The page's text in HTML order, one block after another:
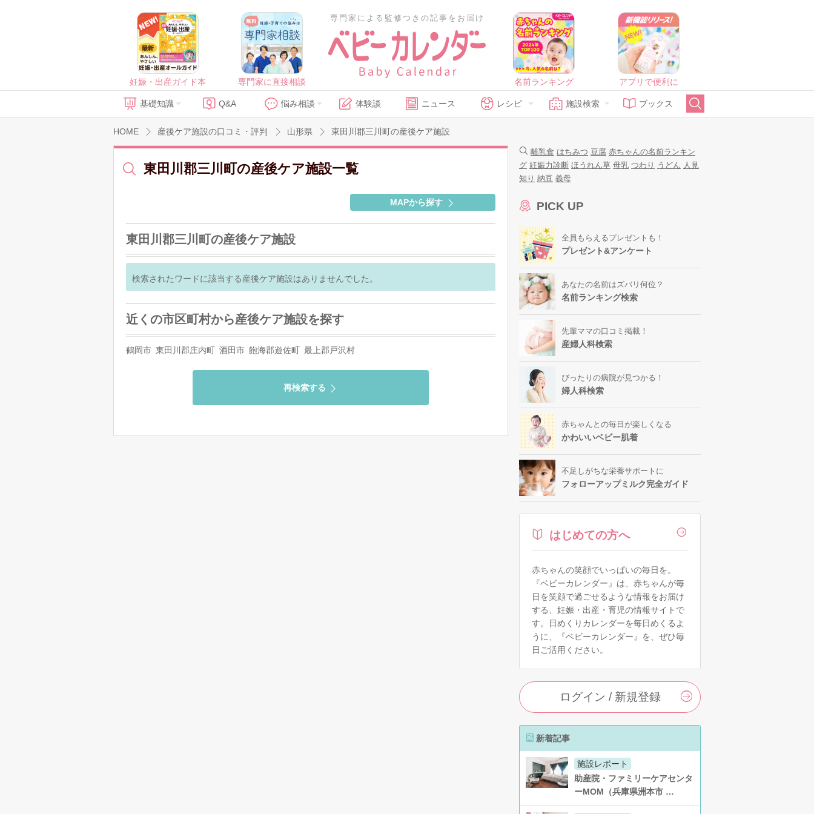
妊娠・出産ガイド本 専門家に直接相談
専門家による監修つきの記事をお届け
名前ランキング アプリで便利に
基礎知識 Q&A 悩み相談 体験談 ニュース レシピ 施設検索 ブックス
HOME 産後ケア施設の口コミ・評判 山形県 東田川郡三川町の産後ケア施設
東田川郡三川町の産後ケア施設一覧
MAPから探す
東田川郡三川町の産後ケア施設
検索されたワードに該当する産後ケア施設はありませんでした。
近くの市区町村から産後ケア施設を探す
鶴岡市 東田川郡庄内町 酒田市 飽海郡遊佐町 最上郡戸沢村
再検索する
離乳食 はちみつ 豆腐 赤ちゃんの名前ランキン
グ 妊娠力診断 ほうれん草 母乳 つわり うどん 人見
知り 納豆 義母
PICK UP
全員もらえるプレゼントも！
プレゼント&アンケート
あなたの名前はズバリ何位？
名前ランキング検索
先輩ママの口コミ掲載！
産婦人科検索
ぴったりの病院が見つかる！
婦人科検索
赤ちゃんとの毎日が楽しくなる
かわいいベビー肌着
不足しがちな栄養サポートに
フォローアップミルク完全ガイド
はじめての方へ
赤ちゃんの笑顔でいっぱいの毎日を。
『ベビーカレンダー』は、赤ちゃんが毎
日を笑顔で過ごせるような情報をお届け
する、妊娠・出産・育児の情報サイトで
す。日めくりカレンダーを毎日めくるよ
うに、『ベビーカレンダー』を、ぜひ毎
日ご活用ください。
ログイン / 新規登録
新着記事
施設レポート
助産院・ファミリーケアセンタ
ーMOM（兵庫県洲本市 …